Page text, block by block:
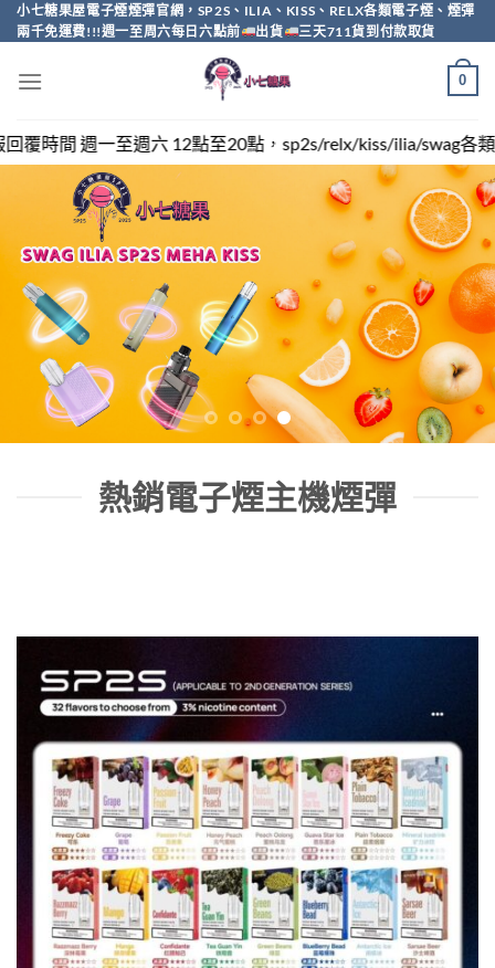
Skip
to
小七糖果屋電子煙煙彈官網，SP2S、ILIA、KISS、RELX各類電子煙、煙彈
兩千免運費!!!週一至周六每日六點前
出貨 三天711貨到付款取貨
0
至20點，sp2s/relx/kiss/ilia/swag各類電子煙煙彈買越多越便
熱銷電子煙主機煙彈